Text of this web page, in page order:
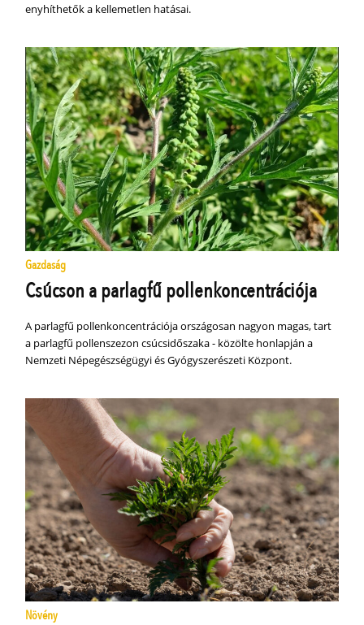
enyhíthetők a kellemetlen hatásai.
Gazdaság
Csúcson a parlagfű pollenkoncentrációja
A parlagfű pollenkoncentrációja országosan nagyon magas, tart
a parlagfű pollenszezon csúcsidőszaka - közölte honlapján a
Nemzeti Népegészségügyi és Gyógyszerészeti Központ.
Növény